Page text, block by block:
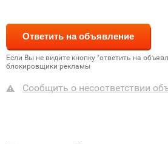
Если Вы не видите кнопку "ответить на
блокировщики рекламы
Сообщить о несоответствии